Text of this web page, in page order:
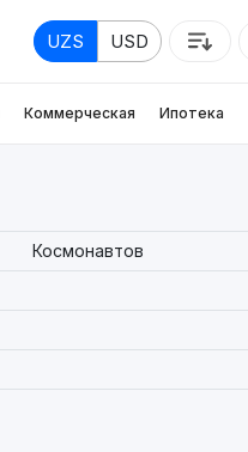
UZS USD
Коммерческая Ипотека
Космонавтов